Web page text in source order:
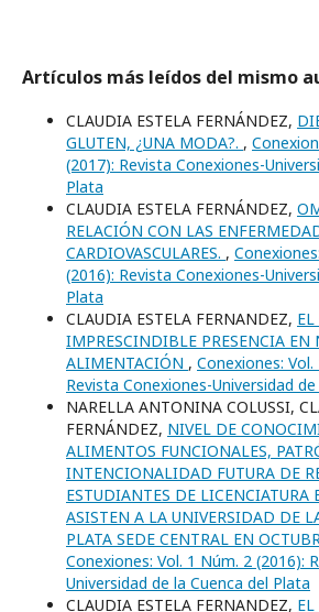
Artículos más leídos del mismo
CLAUDIA ESTELA FERNÁNDEZ,
GLUTEN, ¿UNA MODA?. ,
(2017): Revista Conexiones-
Plata
CLAUDIA ESTELA FERNÁNDEZ,
RELACIÓN CON LAS
CARDIOVASCULARES. ,
(2016): Revista Conexiones-
Plata
CLAUDIA ESTELA FERNANDEZ,
IMPRESCINDIBLE PRESENCIA EN
ALIMENTACIÓN , Conexiones:
Revista Conexiones-Universidad
NARELLA ANTONINA COLUSSI,
FERNÁNDEZ, NIVEL DE
ALIMENTOS FUNCIONALES,
INTENCIONALIDAD FUTURA DE
ESTUDIANTES DE LICENCIATURA
ASISTEN A LA UNIVERSIDAD DE
PLATA SEDE CENTRAL EN
Conexiones: Vol. 1 Núm. 2 (2016):
Universidad de la Cuenca del Plata
CLAUDIA ESTELA FERNANDEZ,